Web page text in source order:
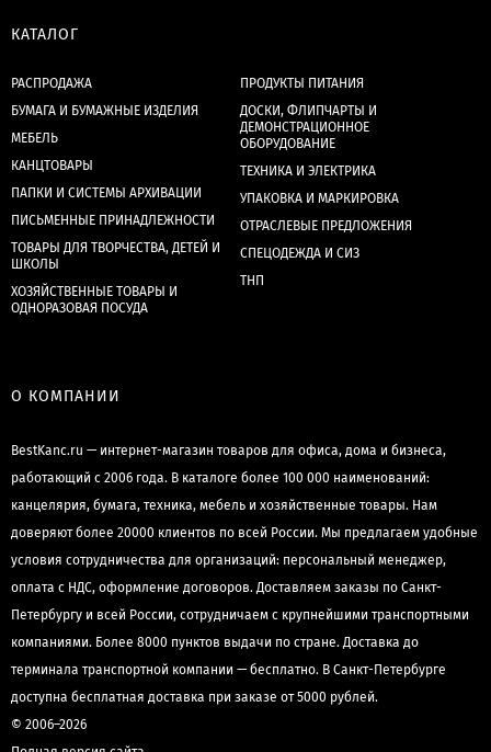
КАТАЛОГ
РАСПРОДАЖА
БУМАГА И БУМАЖНЫЕ ИЗДЕЛИЯ
МЕБЕЛЬ
КАНЦТОВАРЫ
ПАПКИ И СИСТЕМЫ АРХИВАЦИИ
ПИСЬМЕННЫЕ ПРИНАДЛЕЖНОСТИ
ТОВАРЫ ДЛЯ ТВОРЧЕСТВА, ДЕТЕЙ И
ШКОЛЫ
ХОЗЯЙСТВЕННЫЕ ТОВАРЫ И
ОДНОРАЗОВАЯ ПОСУДА
ПРОДУКТЫ ПИТАНИЯ
ДОСКИ, ФЛИПЧАРТЫ И
ДЕМОНСТРАЦИОННОЕ
ОБОРУДОВАНИЕ
ТЕХНИКА И ЭЛЕКТРИКА
УПАКОВКА И МАРКИРОВКА
ОТРАСЛЕВЫЕ ПРЕДЛОЖЕНИЯ
СПЕЦОДЕЖДА И СИЗ
ТНП
О КОМПАНИИ
BestKanc.ru — интернет-магазин товаров для офиса, дома и бизнеса,
работающий с 2006 года. В каталоге более 100 000 наименований:
канцелярия, бумага, техника, мебель и хозяйственные товары. Нам
доверяют более 20000 клиентов по всей России. Мы предлагаем удобные
условия сотрудничества для организаций: персональный менеджер,
оплата с НДС, оформление договоров. Доставляем заказы по Санкт-
Петербургу и всей России, сотрудничаем с крупнейшими транспортными
компаниями. Более 8000 пунктов выдачи по стране. Доставка до
терминала транспортной компании — бесплатно. В Санкт-Петербурге
доступна бесплатная доставка при заказе от 5000 рублей.
© 2006–2026